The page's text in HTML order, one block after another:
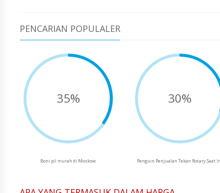
PENCARIAN POPULALER
35%
Boni pil murah di Moskow
30%
Penguin Penjualan Tekan Rotary Saat